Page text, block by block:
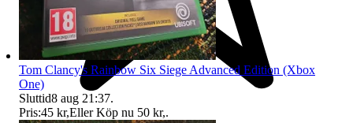
Tom Clancy's Rainbow Six Siege Advanced Edition (Xbox
One)
Sluttid8 aug 21:37.
Pris:45 kr,Eller Köp nu 50 kr,.